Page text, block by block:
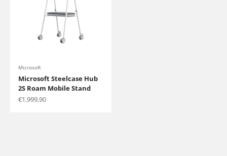
Microsoft
Microsoft Steelcase Hub
2S Roam Mobile Stand
Sale price
€1.999,90